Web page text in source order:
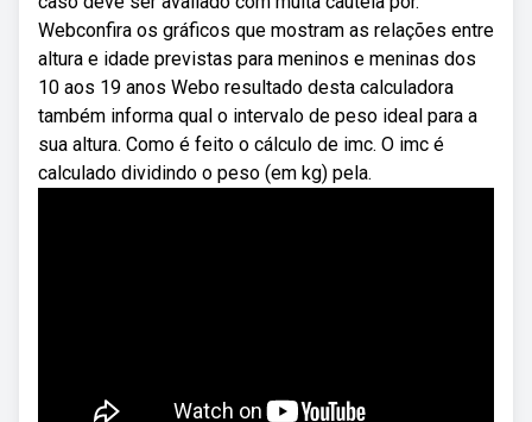
Webconfira os gráficos que mostram as relações entre
altura e idade previstas para meninos e meninas dos
10 aos 19 anos Webo resultado desta calculadora
também informa qual o intervalo de peso ideal para a
sua altura. Como é feito o cálculo de imc. O imc é
calculado dividindo o peso (em kg) pela.